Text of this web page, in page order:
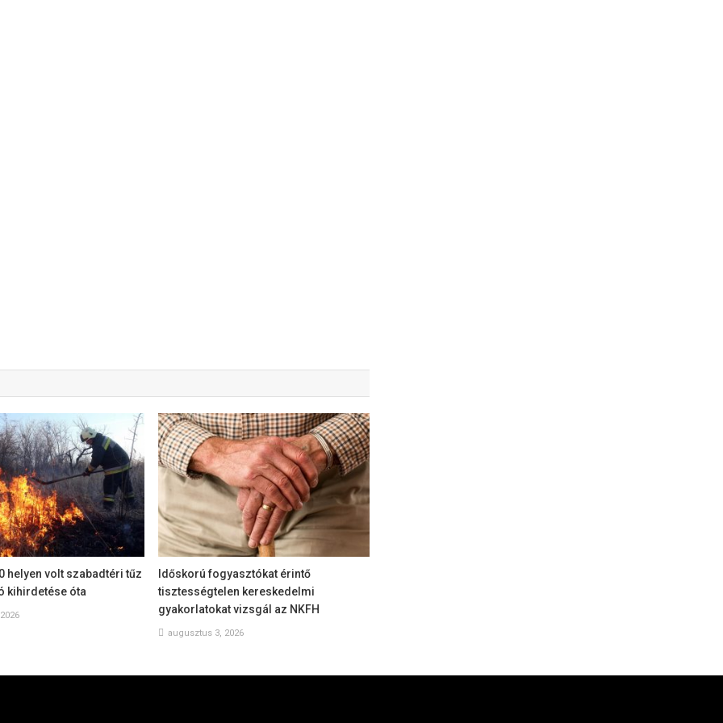
helyen volt szabadtéri tűz
kihirdetése óta
Időskorú fogyasztókat érintő
tisztességtelen kereskedelmi
gyakorlatokat vizsgál az NKFH
augusztus 3, 2026